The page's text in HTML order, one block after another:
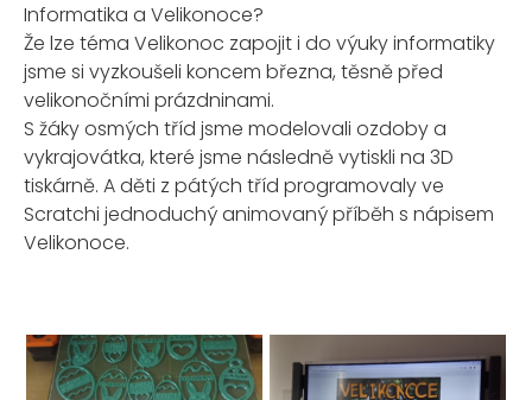
Informatika a Velikonoce?
Že lze téma Velikonoc zapojit i do výuky informatiky
jsme si vyzkoušeli koncem března, těsně před
velikonočními prázdninami.
S žáky osmých tříd jsme modelovali ozdoby a
vykrajovátka, které jsme následně vytiskli na 3D
tiskárně. A děti z pátých tříd programovaly ve
Scratchi jednoduchý animovaný příběh s nápisem
Velikonoce.